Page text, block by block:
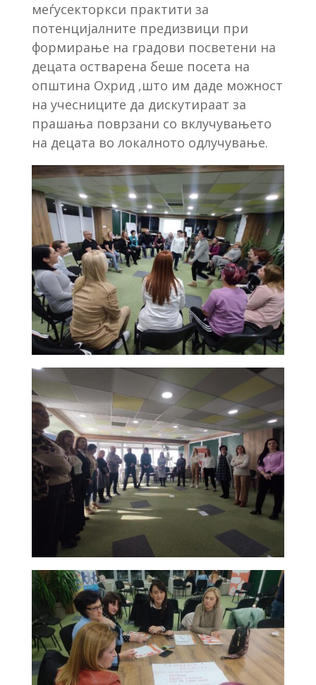
меѓусекторкси практити за
потенцијалните предизвици при
формирање на градови посветени на
децата остварена беше посета на
општина Охрид ,што им даде можност
на учесниците да дискутираат за
прашања поврзани со вклучувањето
на децата во локалното одлучување.